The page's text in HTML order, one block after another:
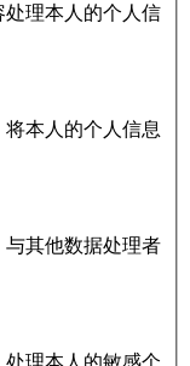
处理本人的个人信
本人的个人信息
其他数据处理者
理本人的敏感个